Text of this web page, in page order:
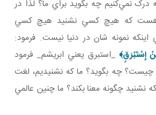
نمي‌کنيم چه بگويد براي ما؟ لذا در
هست که هيچ کسي نشنيد هيچ کسي
اينکه نمونه شان در دنيا نيست. فرمود:
إِسْتَبْرَقٍ﴾_استبرق يعني ابريشم_ فرمود
چه بگويد؟ ما که نشنيديم، لغت
نشنيد چگونه معنا بکند؟ ما چنين عالمي